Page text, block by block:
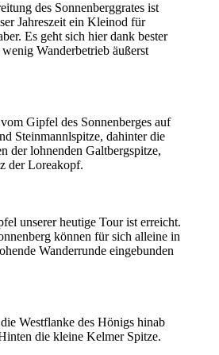
des Sonnenberggrates ist
Jahreszeit ein Kleinod für
Es geht sich hier dank bester
Wanderbetrieb äußerst
Gipfel des Sonnenberges auf
Steinmannlspitze, dahinter die
der lohnenden Galtbergspitze,
der Loreakopf.
unserer heutige Tour ist erreicht.
können für sich alleine in
Wanderrunde eingebunden
Westflanke des Hönigs hinab
die kleine Kelmer Spitze.